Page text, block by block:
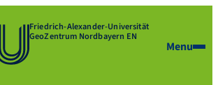
Friedrich-Alexander-Universität
GeoZentrum Nordbayern EN
Menu